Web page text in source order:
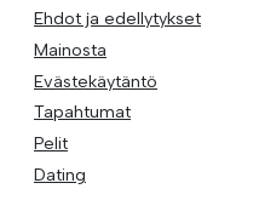
Ehdot ja edellytykset
Mainosta
Evästekäytäntö
Tapahtumat
Pelit
Dating